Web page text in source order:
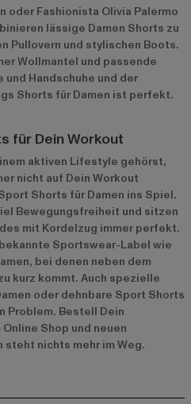
oder Fashionista Olivia Palermo
lässige Damen Shorts zu
Pullovern und stylischen Boots.
Wollmantel und passende
Handschuhe und der
Shorts für Damen ist perfekt.
für Dein Workout
aktiven Lifestyle gehörst,
nicht auf Dein Workout
Shorts für Damen ins Spiel.
Bewegungsfreiheit und sitzen
mit Kordelzug immer perfekt.
Sportswear-Label wie
bei denen neben dem
kurz kommt. Auch spezielle
oder dehnbare Sport Shorts
Problem. Bestell Dein
Shop und neuen
nichts mehr im Weg.